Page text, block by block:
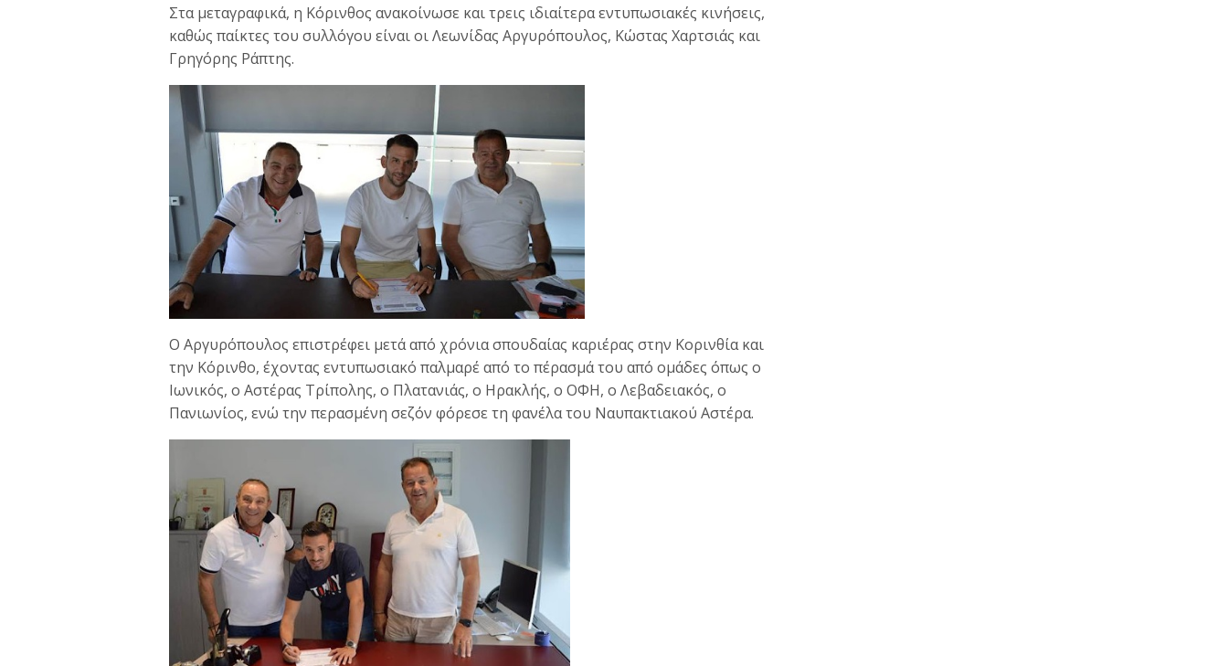
Στα μεταγραφικά, η Κόρινθος ανακοίνωσε και τρεις ιδιαίτερα εντυπωσιακές κινήσεις,
καθώς παίκτες του συλλόγου είναι οι Λεωνίδας Αργυρόπουλος, Κώστας Χαρτσιάς και
Γρηγόρης Ράπτης.
Ο Αργυρόπουλος επιστρέφει μετά από χρόνια σπουδαίας καριέρας στην Κορινθία και
την Κόρινθο, έχοντας εντυπωσιακό παλμαρέ από το πέρασμά του από ομάδες όπως ο
Ιωνικός, ο Αστέρας Τρίπολης, ο Πλατανιάς, ο Ηρακλής, ο ΟΦΗ, ο Λεβαδειακός, ο
Πανιωνίος, ενώ την περασμένη σεζόν φόρεσε τη φανέλα του Ναυπακτιακού Αστέρα.